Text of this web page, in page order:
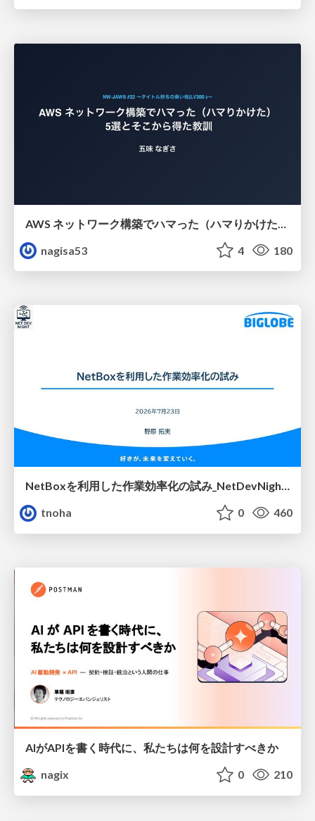
nagisa53
4 180
NetBoxを利用した作業効率化の試み_NetDevNight4
tnoha
0 460
AIがAPIを書く時代に、私たちは何を設計すべきか
nagix
0 210